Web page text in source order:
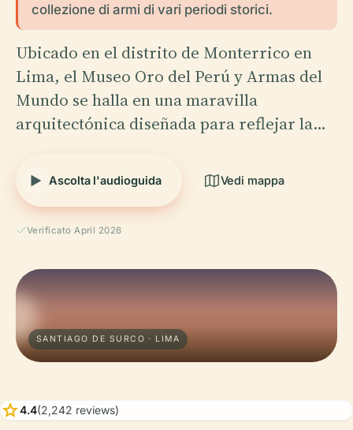
collezione di armi di vari periodi storici.
Ubicado en el distrito de Monterrico en
Lima, el Museo Oro del Perú y Armas del
Mundo se halla en una maravilla
arquitectónica diseñada para reflejar la…
Ascolta l'audioguida Vedi mappa
Verificato April 2026
SANTIAGO DE SURCO · LIMA
star4.4(2,242 reviews)